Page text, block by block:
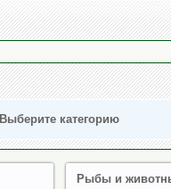
Выберите категорию
Рыбы и